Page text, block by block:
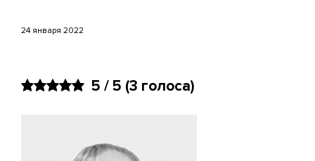
24 января 2022
5 / 5 (3 голоса)